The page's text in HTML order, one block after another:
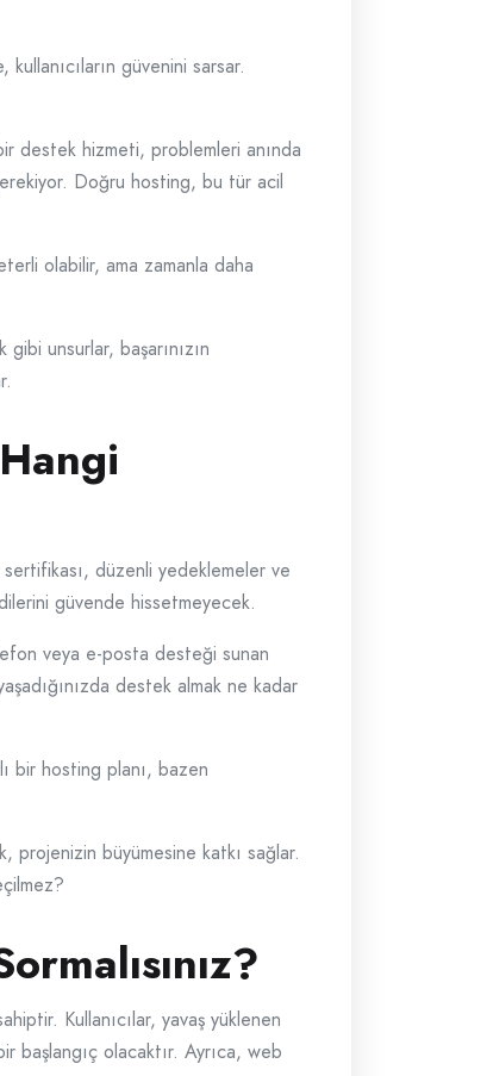
güvenini sarsar.
destek hizmeti, problemleri anında
Doğru hosting, bu tür acil
olabilir, ama zamanla daha
unsurlar, başarınızın
düzenli yedeklemeler ve
güvende hissetmeyecek.
veya e-posta desteği sunan
destek almak ne kadar
bir hosting planı, bazen
projenizin büyümesine katkı sağlar.
Kullanıcılar, yavaş yüklenen
başlangıç olacaktır. Ayrıca, web